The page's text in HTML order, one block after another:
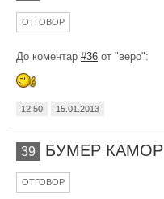
ОТГОВОР
До коментар #36 от "веро":
12:50 15.01.2013
39 БУМЕР КАМОР
ОТГОВОР